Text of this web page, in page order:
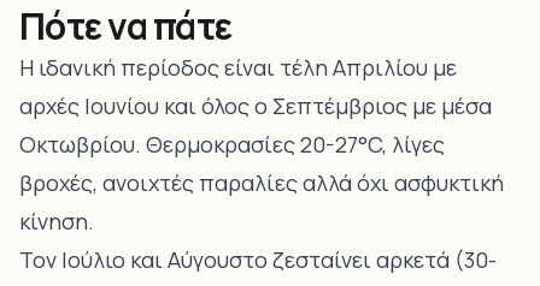
Πότε να πάτε
Η ιδανική περίοδος είναι τέλη Απριλίου με
αρχές Ιουνίου και όλος ο Σεπτέμβριος με μέσα
Οκτωβρίου. Θερμοκρασίες 20-27°C, λίγες
βροχές, ανοιχτές παραλίες αλλά όχι ασφυκτική
κίνηση.
Τον Ιούλιο και Αύγουστο ζεσταίνει αρκετά (30-